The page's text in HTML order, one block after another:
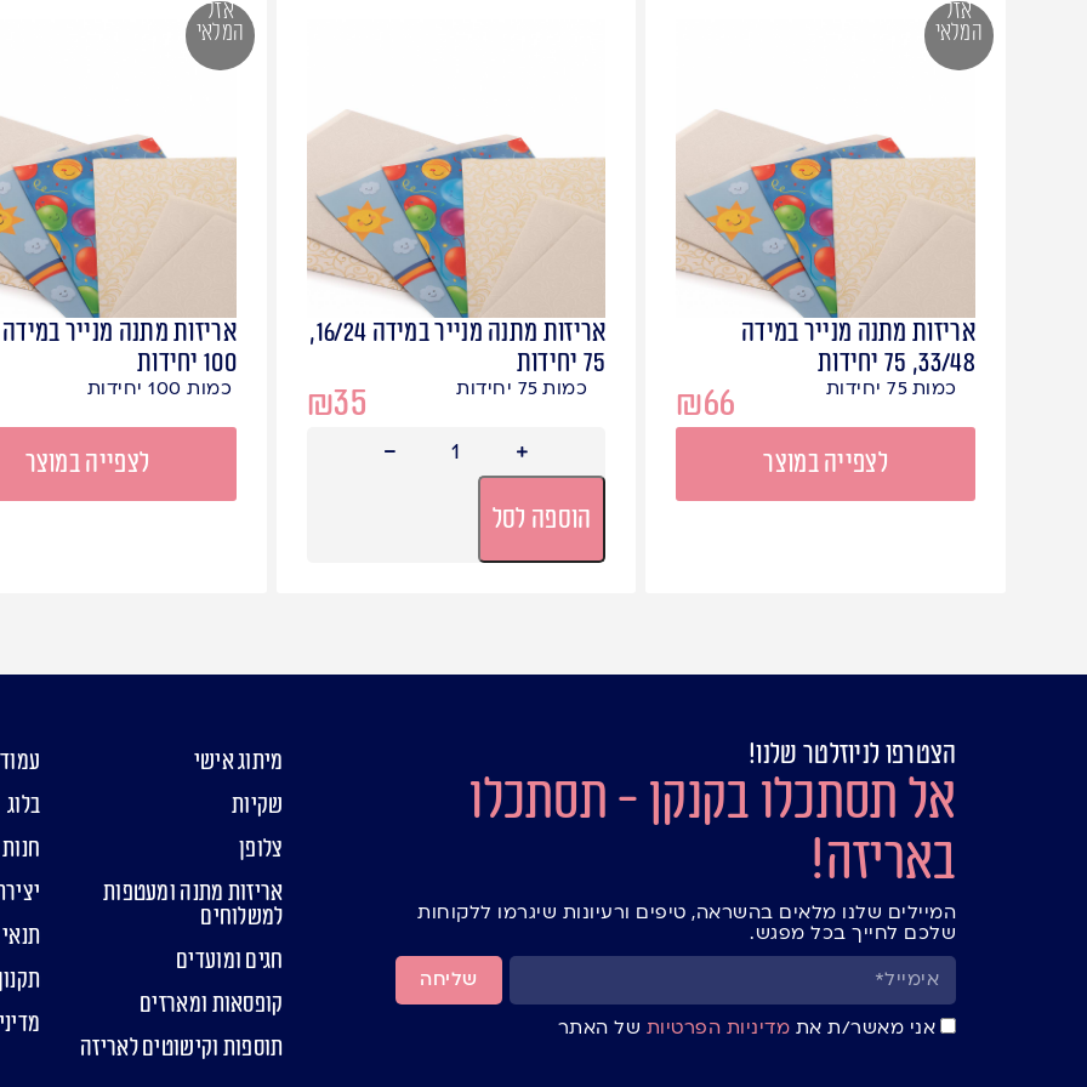
אריזות מתנה מנייר במידה
33/48, 75 יחידות
₪66 כמות 75 יחידות
לצפייה במוצר
אזל
המלאי
אריזות מתנה מנייר במידה 16/24,
75 יחידות
₪35 כמות 75 יחידות
הוספה לסל
100 יחידות
כמות 100 יחידות
לצפייה במוצר
אזל
המלאי
הצטרפו לניוזלטר שלנו!
אל תסתכלו בקנקן - תסתכלו
באריזה!
המיילים שלנו מלאים בהשראה, טיפים ורעיונות שיגרמו ללקוחות
שלכם לחייך בכל מפגש.
אני מאשר/ת את מדיניות הפרטיות של האתר
שליחה
מיתוג אישי
שקיות
צלופן
אריזות מתנה ומעטפות
למשלוחים
חגים ומועדים
קופסאות ומארזים
תוספות וקישוטים לאריזה
בלוג
חנות